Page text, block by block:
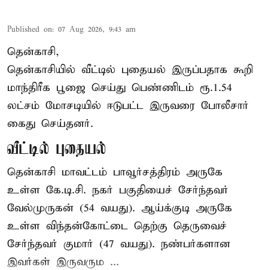
Published on: 07 Aug 2026, 9:43 am
தென்காசி,
தென்காசியில் வீட்டில் புதையல் இருப்பதாக கூறி
மாந்திரீக பூஜை செய்து பெண்ணிடம் ரூ.1.54
லட்சம் மோசடியில் ஈடுபட்ட இருவரை போலீசார்
கைது செய்தனர்.
வீட்டில் புதையல்
தென்காசி மாவட்டம் பாவூர்சத்திரம் அருகே
உள்ள கே.டி.சி. நகர் பகுதியைச் சேர்ந்தவர்
வேல்முருகன் (54 வயது). ஆய்க்குடி அருகே
உள்ள விந்தன்கோட்டை தெற்கு தெருவைச்
சேர்ந்தவர் குமார் (47 வயது). நண்பர்களான
இவர்கள் இருவரும ...